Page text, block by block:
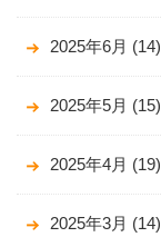
2025年6月 (14)
2025年5月 (15)
2025年4月 (19)
2025年3月 (14)